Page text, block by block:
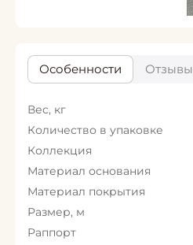
Особенности Отзывы
Вес, кг
Количество в упаковке
Коллекция
Материал основания
Материал покрытия
Размер, м
Раппорт